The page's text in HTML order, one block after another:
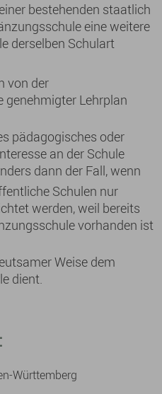
bestehenden staatlich
eine weitere
derselben Schulart
von der
Lehrplan
pädagogisches oder
an der Schule
dann der Fall, wenn
Schulen nur
werden, weil bereits
vorhanden ist
Weise dem
dient.
Württemberg